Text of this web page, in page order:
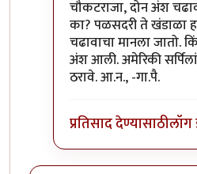
In reply toअगदी बरोबर
चौकटराजा, दोन अंश
का? पळसदरी ते खंडाळा
चढावाचा मानला जातो.
अंश आली. अमेरिकी
ठरावे. आ.न., -गा.पै.
प्रतिसाद देण्यासाठीलॉग